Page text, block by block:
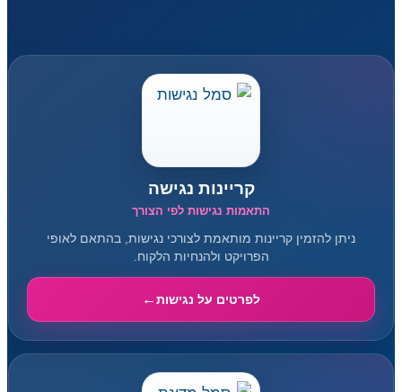
קריינות נגישה
התאמות נגישות לפי הצורך
ניתן להזמין קריינות מותאמת לצורכי נגישות, בהתאם לאופי
הפרויקט ולהנחיות הלקוח.
לפרטים על נגישות